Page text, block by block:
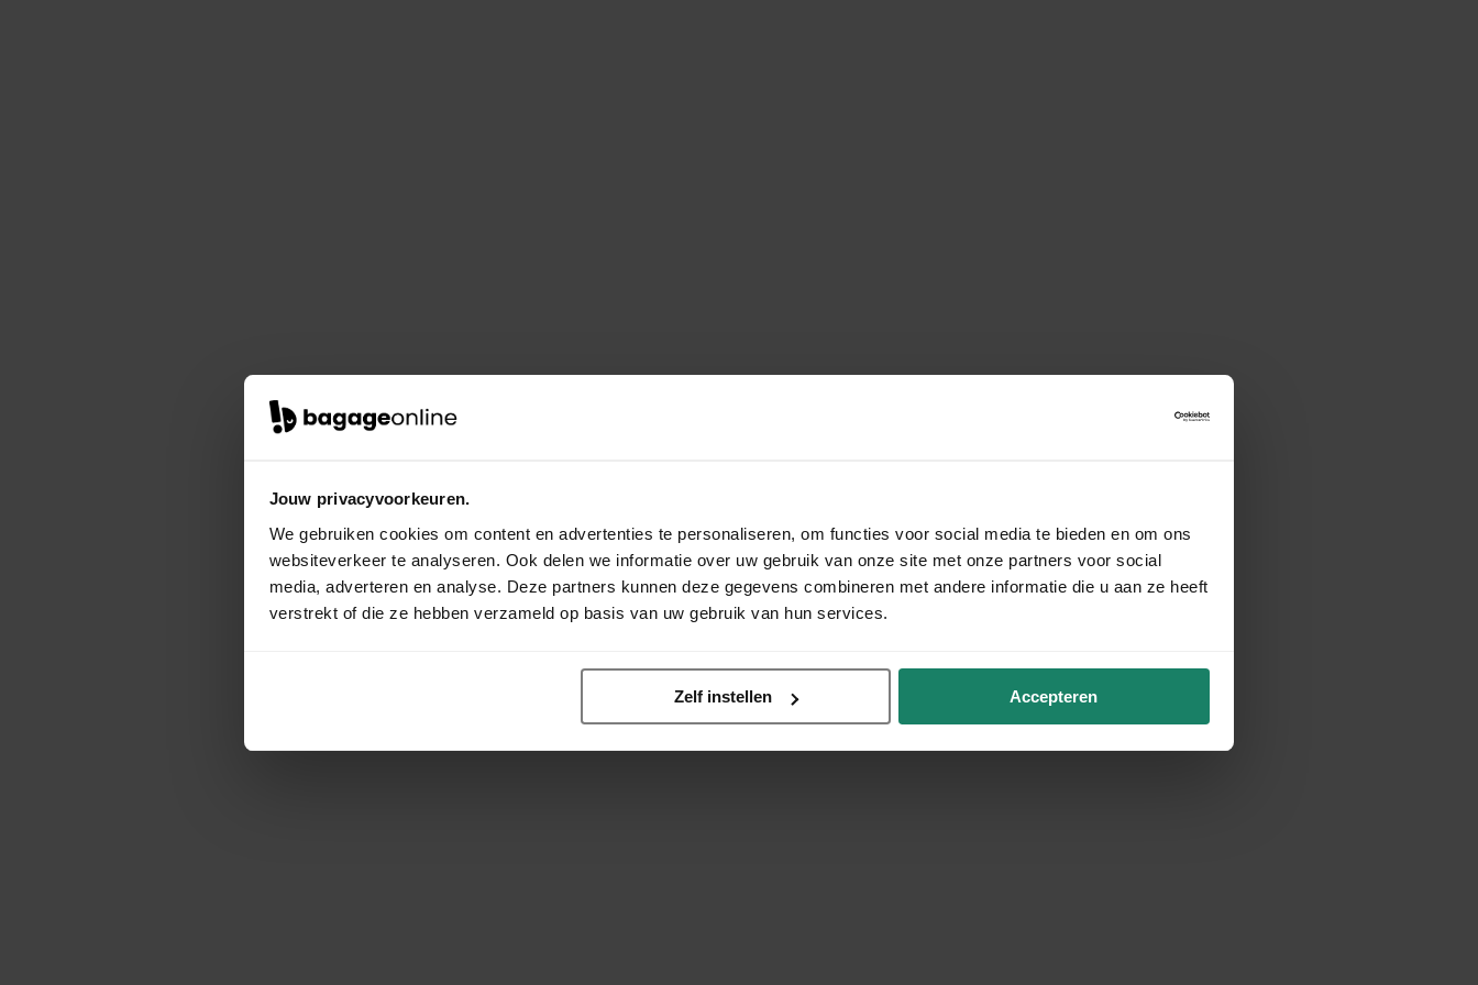
Jouw privacyvoorkeuren.
We gebruiken cookies om content en advertenties te personaliseren, om functies voor social media te bieden en om ons
websiteverkeer te analyseren. Ook delen we informatie over uw gebruik van onze site met onze partners voor social
media, adverteren en analyse. Deze partners kunnen deze gegevens combineren met andere informatie die u aan ze heeft
verstrekt of die ze hebben verzameld op basis van uw gebruik van hun services.
Zelf instellen Accepteren